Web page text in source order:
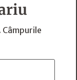
Câmpurile